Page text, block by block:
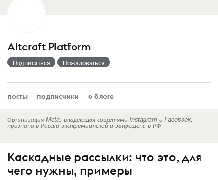
Altcraft Platform
Подписаться Пожаловаться
посты подписчики о блоге
Организация Meta, владеющая соцсетями Instagram и Facebook,
признана в России экстремистской и запрещена в РФ
Каскадные рассылки: что это, для
чего нужны, примеры